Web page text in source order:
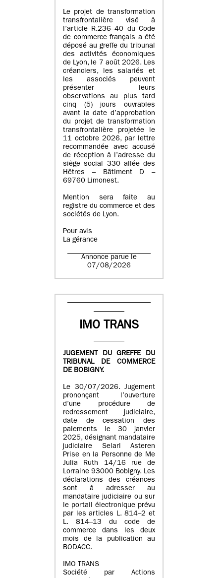
Le projet de transformation
transfrontalière visé à
l’article R.236–40 du Code
de commerce français a été
déposé au greffe du tribunal
des activités économiques
de Lyon, le 7 août 2026. Les
créanciers, les salariés et
les associés peuvent
présenter leurs
observations au plus tard
cinq (5) jours ouvrables
avant la date d’approbation
du projet de transformation
transfrontalière projetée le
11 octobre 2026, par lettre
recommandée avec accusé
de réception à l’adresse du
siège social 330 allée des
Hêtres – Bâtiment D –
69760 Limonest.
Mention sera faite au
registre du commerce et des
sociétés de Lyon.
Pour avis
La gérance
Annonce parue le
07/08/2026
IMO TRANS
JUGEMENT DU GREFFE DU
TRIBUNAL DE COMMERCE
DE BOBIGNY.
Le 30/07/2026. Jugement
prononçant l’ouverture
d’une procédure de
redressement judiciaire,
date de cessation des
paiements le 30 janvier
2025, désignant mandataire
judiciaire Selarl Asteren
Prise en la Personne de Me
Julia Ruth 14/16 rue de
Lorraine 93000 Bobigny. Les
déclarations des créances
sont à adresser au
mandataire judiciaire ou sur
le portail électronique prévu
par les articles L. 814–2 et
L. 814–13 du code de
commerce dans les deux
mois de la publication au
BODACC.
IMO TRANS
Société par Actions